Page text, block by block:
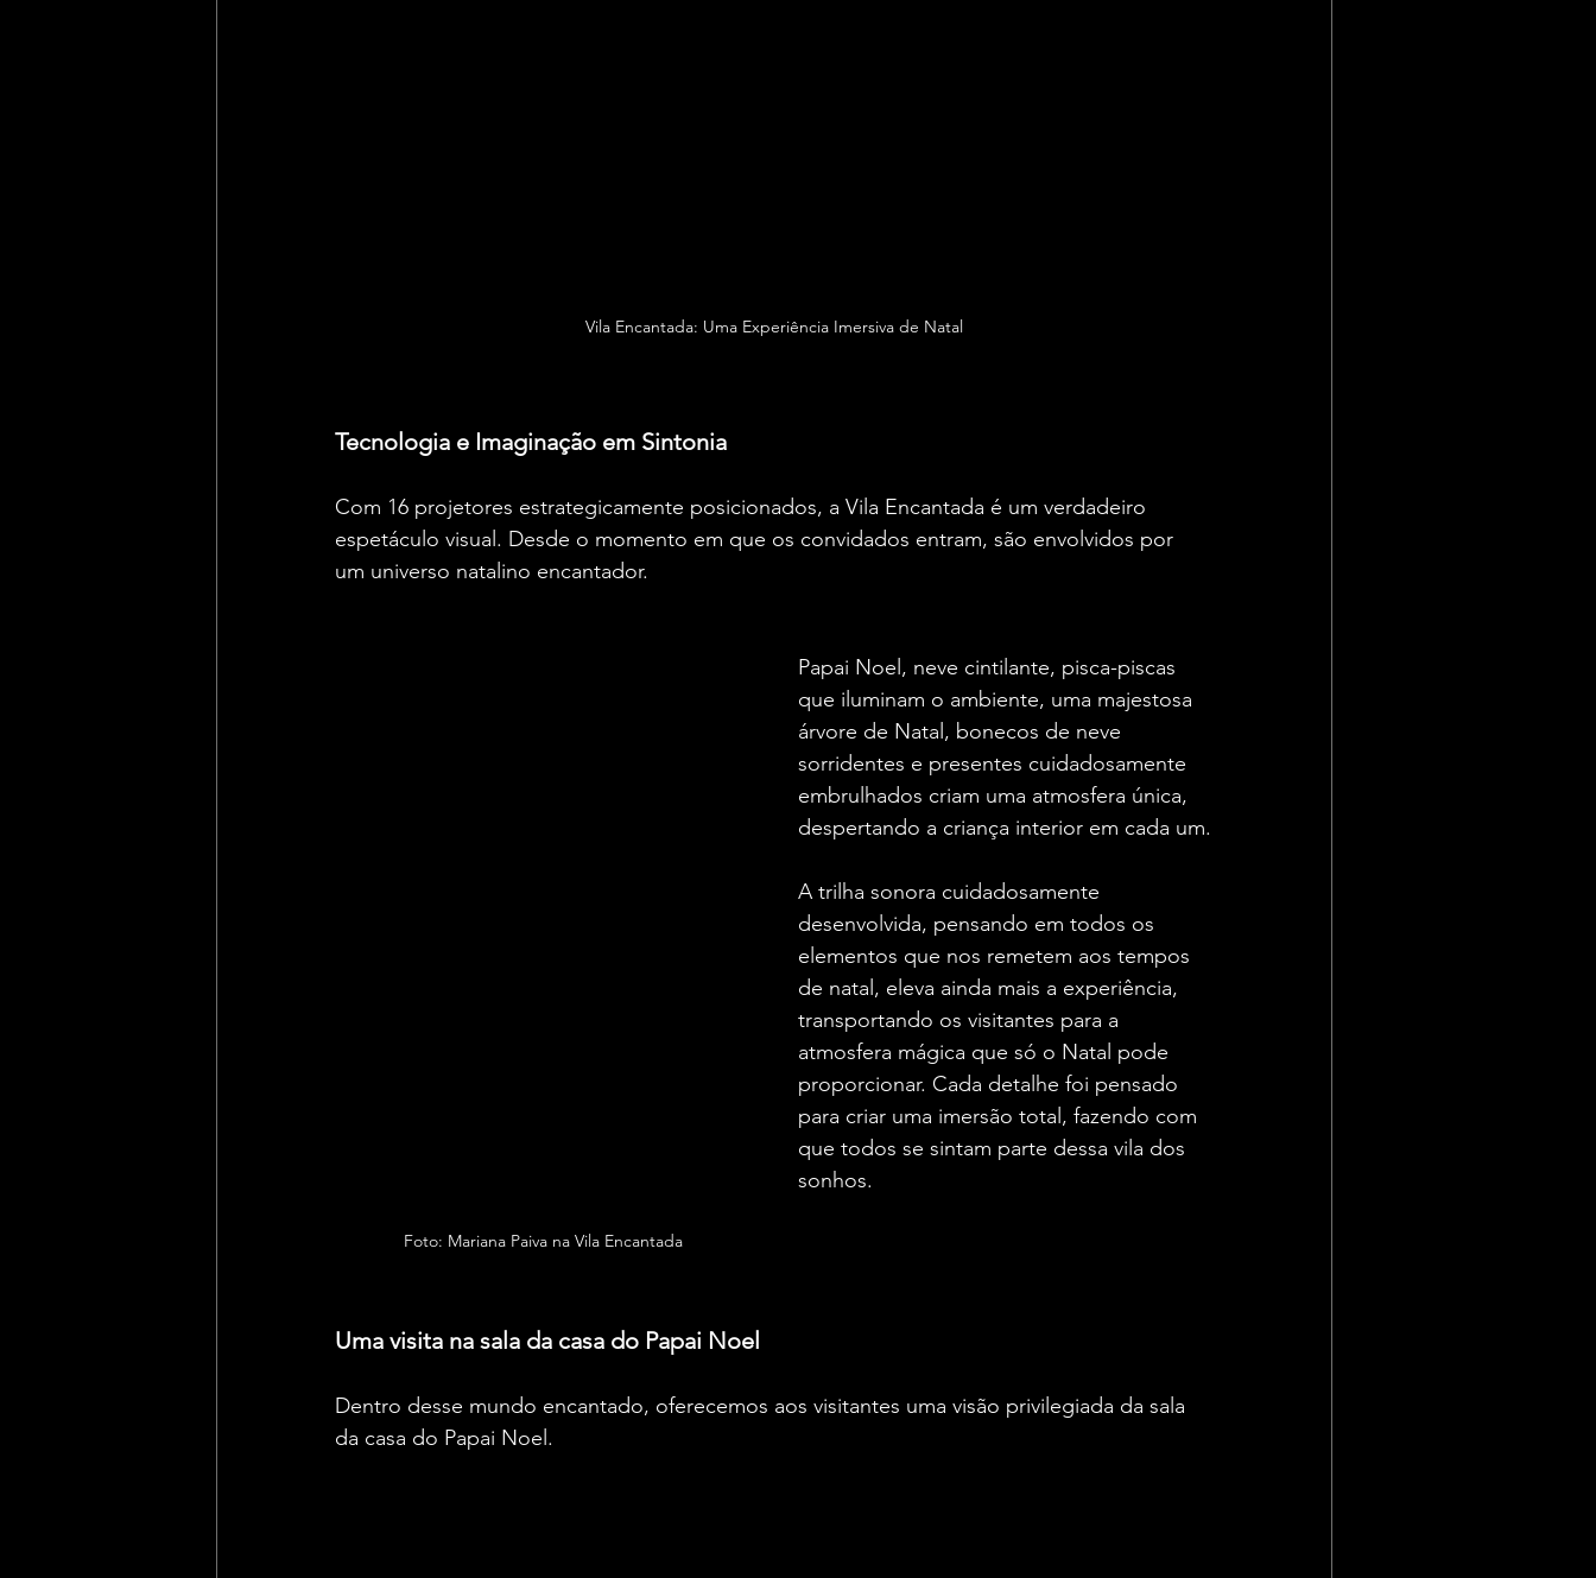
Vila Encantada: Uma Experiência Imersiva de Natal
Tecnologia e Imaginação em Sintonia
Com 16 projetores estrategicamente posicionados, a Vila Encantada é um verdadeiro
espetáculo visual. Desde o momento em que os convidados entram, são envolvidos por
um universo natalino encantador.
Foto: Mariana Paiva na Vila Encantada
Papai Noel, neve cintilante, pisca-piscas
que iluminam o ambiente, uma majestosa
árvore de Natal, bonecos de neve
sorridentes e presentes cuidadosamente
embrulhados criam uma atmosfera única,
despertando a criança interior em cada um.
A trilha sonora cuidadosamente
desenvolvida, pensando em todos os
elementos que nos remetem aos tempos
de natal, eleva ainda mais a experiência,
transportando os visitantes para a
atmosfera mágica que só o Natal pode
proporcionar. Cada detalhe foi pensado
para criar uma imersão total, fazendo com
que todos se sintam parte dessa vila dos
sonhos.
Uma visita na sala da casa do Papai Noel
Dentro desse mundo encantado, oferecemos aos visitantes uma visão privilegiada da sala
da casa do Papai Noel.